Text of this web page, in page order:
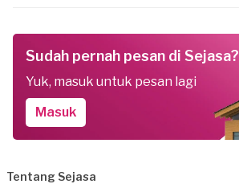
Sudah pernah pesan di Sejasa?
Yuk, masuk untuk pesan lagi
Masuk
Tentang Sejasa